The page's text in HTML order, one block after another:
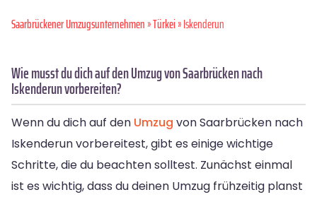
Saarbrückener Umzugsunternehmen»Türkei» Iskenderun
Wie musst du dich auf den Umzug von Saarbrücken nach
Iskenderun vorbereiten?
Wenn du dich auf den Umzug von Saarbrücken nach
Iskenderun vorbereitest, gibt es einige wichtige
Schritte, die du beachten solltest. Zunächst einmal
ist es wichtig, dass du deinen Umzug frühzeitig planst